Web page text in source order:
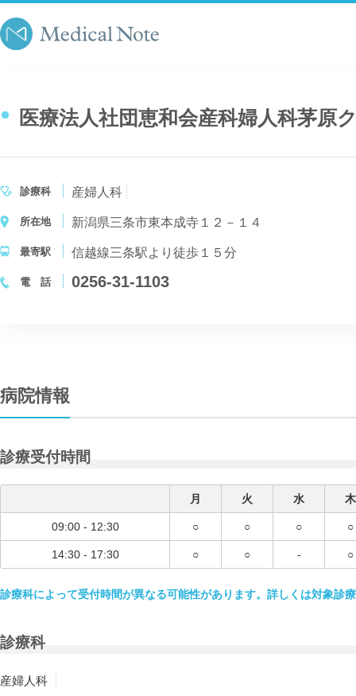
医療法人社団恵和会産科婦人科茅原
診療科 産婦人科
所在地 新潟県三条市東本成寺１２－１４
最寄駅 信越線三条駅より徒歩１５分
電 話 0256-31-1103
病院情報
診療受付時間
月 火 水 木
09:00 - 12:30 ○ ○ ○ ○
14:30 - 17:30 ○ ○ - ○
診療科によって受付時間が異なる可能性があります。詳しくは対象診
診療科
産婦人科